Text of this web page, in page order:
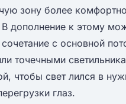
зону более
В дополнение к этому
с основной
точечными
чтобы свет лился в
глаз.